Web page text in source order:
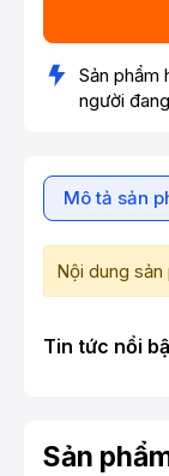
Sản phẩm
người
Mô tả sản
Nội dung
Tin tức nổi
Sản